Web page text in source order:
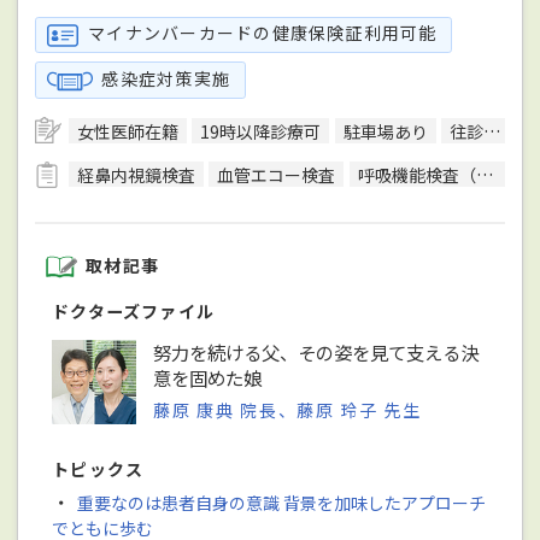
マイナンバーカードの健康保険証利用可能
感染症対策実施
女性医師在籍 19時以降診療可 駐車場あり 往診可
経鼻内視鏡検査
血管エコー検査 呼吸機能検査（スパイロメトリー）
取材記事
ドクターズファイル
努力を続ける父、その姿を見て支える決
意を固めた娘
藤原 康典 院長、藤原 玲子 先生
トピックス
・ 重要なのは患者自身の意識 背景を加味したアプローチ
でともに歩む